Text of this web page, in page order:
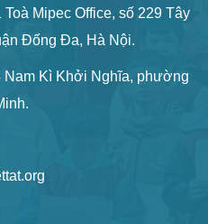
Mipec Office, số 229 Tây
Đống Đa, Hà Nội.
Nam Kì Khởi Nghĩa, phường